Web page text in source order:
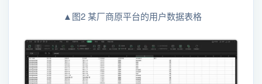
▲图2 某厂商原平台的用户数据表格